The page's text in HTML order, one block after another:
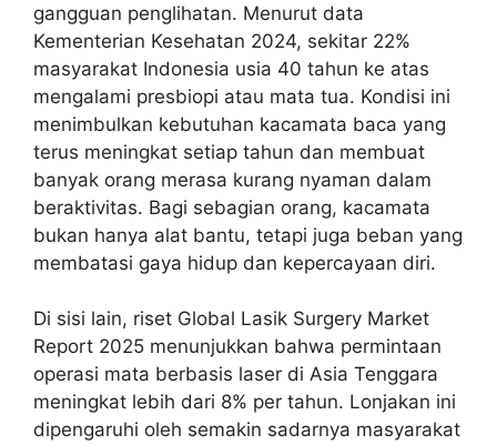
gangguan penglihatan. Menurut data
Kementerian Kesehatan 2024, sekitar 22%
masyarakat Indonesia usia 40 tahun ke atas
mengalami presbiopi atau mata tua. Kondisi ini
menimbulkan kebutuhan kacamata baca yang
terus meningkat setiap tahun dan membuat
banyak orang merasa kurang nyaman dalam
beraktivitas. Bagi sebagian orang, kacamata
bukan hanya alat bantu, tetapi juga beban yang
membatasi gaya hidup dan kepercayaan diri.
Di sisi lain, riset Global Lasik Surgery Market
Report 2025 menunjukkan bahwa permintaan
operasi mata berbasis laser di Asia Tenggara
meningkat lebih dari 8% per tahun. Lonjakan ini
dipengaruhi oleh semakin sadarnya masyarakat